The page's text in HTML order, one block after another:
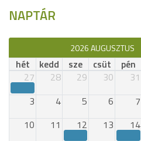
NAPTÁR
2026 AUGUSZTUS
hét kedd sze csüt pén
27
28 29 30 31
3
4 5 6 7
10
11 12 13 14